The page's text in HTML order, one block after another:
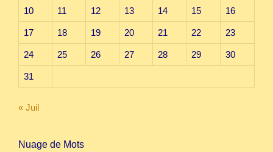
10 11 12 13 14 15 16
17 18 19 20 21 22 23
24 25 26 27 28 29 30
31
« Juil
Nuage de Mots